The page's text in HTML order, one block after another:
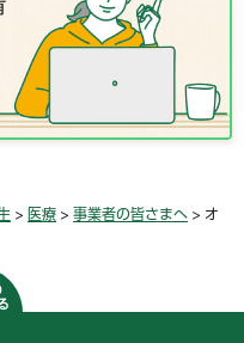
> 医療 > 事業者の皆さまへ > オ